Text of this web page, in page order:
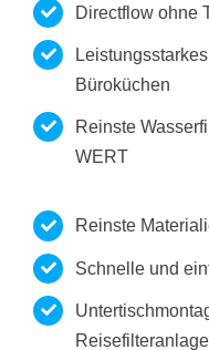
Directflow ohne
Büroküchen
Reinste
WERT
Reinste
Schnelle und